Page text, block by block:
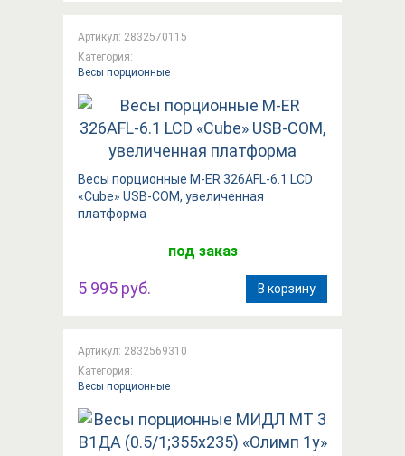
Артикул: 2832570115
Категория:
Весы порционные
Весы порционные M-ER 326AFL-6.1 LCD
«Cube» USB-COM, увеличенная
платформа
под заказ
5 995 руб. В корзину
Артикул: 2832569310
Категория:
Весы порционные